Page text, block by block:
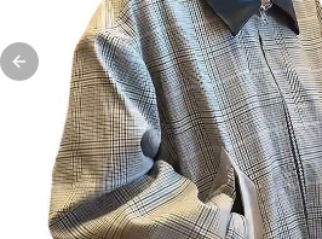
Previous slide